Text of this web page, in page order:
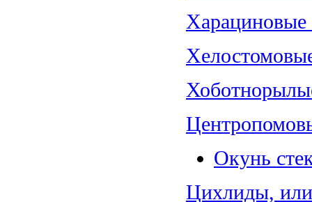
Харациновые
Окунь
Цихлиды,